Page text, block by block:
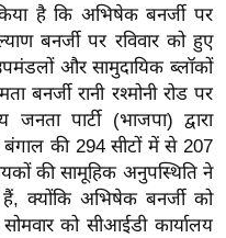
है कि अभिषेक बनर्जी पर
बनर्जी पर रविवार को हुए
और सामुदायिक ब्लॉकों
बनर्जी रानी रश्मोनी रोड पर
पार्टी (भाजपा) द्वारा
की 294 सीटों में से 207
की सामूहिक अनुपस्थिति ने
क्योंकि अभिषेक बनर्जी को
को सीआईडी ​​कार्यालय